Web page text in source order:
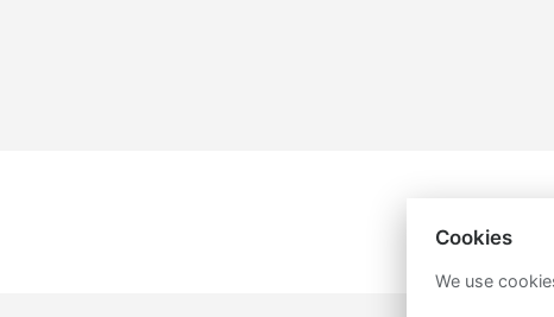
Cookies
We use